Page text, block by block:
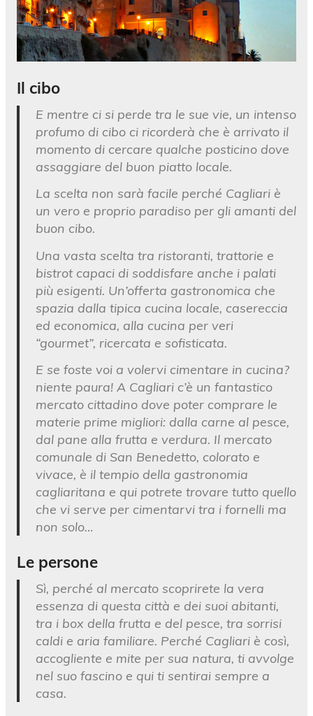
Il cibo
E mentre ci si perde tra le sue vie, un intenso
profumo di cibo ci ricorderà che è arrivato il
momento di cercare qualche posticino dove
assaggiare del buon piatto locale.
La scelta non sarà facile perché Cagliari è
un vero e proprio paradiso per gli amanti del
buon cibo.
Una vasta scelta tra ristoranti, trattorie e
bistrot capaci di soddisfare anche i palati
più esigenti. Un’offerta gastronomica che
spazia dalla tipica cucina locale, casereccia
ed economica, alla cucina per veri
“gourmet”, ricercata e sofisticata.
E se foste voi a volervi cimentare in cucina?
niente paura! A Cagliari c’è un fantastico
mercato cittadino dove poter comprare le
materie prime migliori: dalla carne al pesce,
dal pane alla frutta e verdura. Il mercato
comunale di San Benedetto, colorato e
vivace, è il tempio della gastronomia
cagliaritana e qui potrete trovare tutto quello
che vi serve per cimentarvi tra i fornelli ma
non solo…
Le persone
Sì, perché al mercato scoprirete la vera
essenza di questa città e dei suoi abitanti,
tra i box della frutta e del pesce, tra sorrisi
caldi e aria familiare. Perché Cagliari è così,
accogliente e mite per sua natura, ti avvolge
nel suo fascino e qui ti sentirai sempre a
casa.